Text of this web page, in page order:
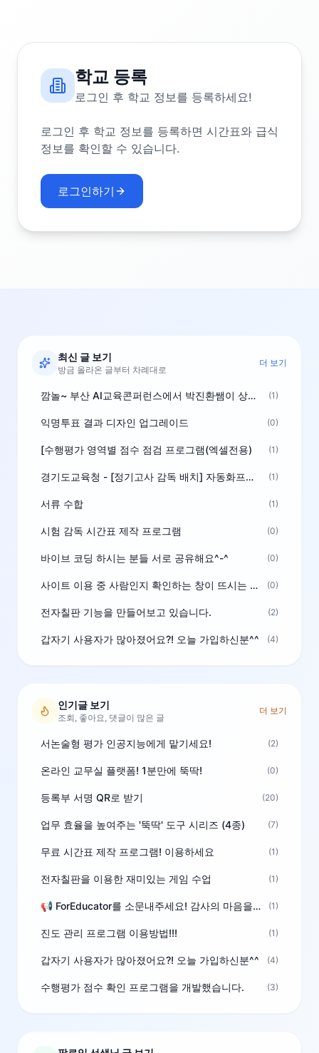
학교 등록
로그인 후 학교 정보를 등록하세요!
로그인 후 학교 정보를 등록하면 시간표와 급식
정보를 확인할 수 있습니다.
로그인하기
최신 글 보기
방금 올라온 글부터 차례대로
더 보기
깜놀~ 부산 AI교육콘퍼런스에서 박진환쌤이 상받으려 나오셨네요~ ^^ (1)
익명투표 결과 디자인 업그레이드 (0)
[수행평가 영역별 점수 점검 프로그램(엑셀전용) (1)
경기도교육청 - [정기고사 감독 배치] 자동화프로그램 보급 (1)
서류 수합 (1)
시험 감독 시간표 제작 프로그램 (0)
바이브 코딩 하시는 분들 서로 공유해요^-^ (0)
사이트 이용 중 사람인지 확인하는 창이 뜨시는 분은 알려주세요 (0)
전자칠판 기능을 만들어보고 있습니다. (2)
갑자기 사용자가 많아졌어요?! 오늘 가입하신분^^ (4)
인기글 보기
조회, 좋아요, 댓글이 많은 글
더 보기
서논술형 평가 인공지능에게 맡기세요! (2)
온라인 교무실 플랫폼! 1분만에 뚝딱! (0)
등록부 서명 QR로 받기 (20)
업무 효율을 높여주는 '뚝딱' 도구 시리즈 (4종) (7)
무료 시간표 제작 프로그램! 이용하세요 (1)
전자칠판을 이용한 재미있는 게임 수업 (1)
📢 ForEducator를 소문내주세요! 감사의 마음을 담은 포인트 선물 (1)
진도 관리 프로그램 이용방법!!! (1)
갑자기 사용자가 많아졌어요?! 오늘 가입하신분^^ (4)
수행평가 점수 확인 프로그램을 개발했습니다. (3)